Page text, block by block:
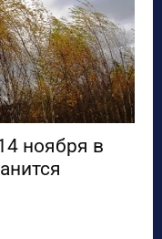
ноября в